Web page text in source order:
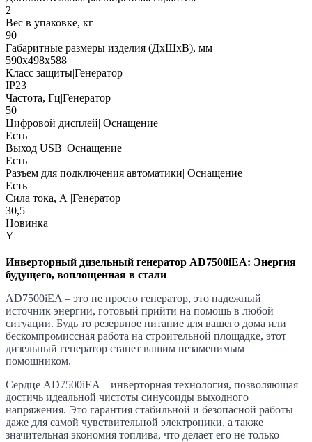
2
Вес в упаковке, кг
90
Габаритные размеры изделия (ДхШхВ), мм
590х498х588
Класс защиты|Генератор
IP23
Частота, Гц|Генератор
50
Цифровой дисплей| Оснащение
Есть
Выход USB| Оснащение
Есть
Разъем для подключения автоматики| Оснащение
Есть
Сила тока, А |Генератор
30,5
Новинка
Y
Инверторный дизельный генератор AD7500iEA: Энергия
будущего, воплощенная в стали
AD7500iEA – это не просто генератор, это надежный
источник энергии, готовый прийти на помощь в любой
ситуации. Будь то резервное питание для вашего дома или
бескомпромиссная работа на строительной площадке, этот
дизельный генератор станет вашим незаменимым
помощником.
Сердце AD7500iEA – инверторная технология, позволяющая
достичь идеальной чистоты синусоиды выходного
напряжения. Это гарантия стабильной и безопасной работы
даже для самой чувствительной электроники, а также
значительная экономия топлива, что делает его не только